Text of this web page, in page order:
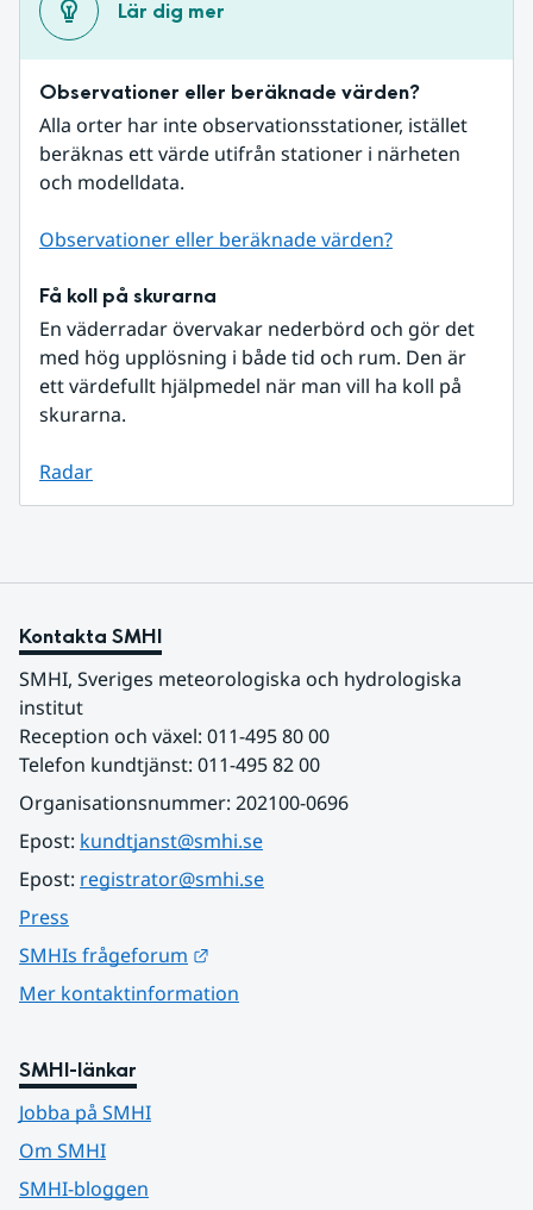
Lär dig mer
Observationer eller beräknade värden?
Alla orter har inte observationsstationer, istället
beräknas ett värde utifrån stationer i närheten
och modelldata.
Observationer eller beräknade värden?
Få koll på skurarna
En väderradar övervakar nederbörd och gör det
med hög upplösning i både tid och rum. Den är
ett värdefullt hjälpmedel när man vill ha koll på
skurarna.
Radar
Kontakta SMHI
SMHI, Sveriges meteorologiska och hydrologiska
institut
Reception och växel: 011-495 80 00
Telefon kundtjänst: 011-495 82 00
Organisationsnummer: 202100-0696
Epost: kundtjanst@smhi.se
Epost: registrator@smhi.se
Press
SMHIs frågeforum
Mer kontaktinformation
SMHI-länkar
Jobba på SMHI
Om SMHI
SMHI-bloggen